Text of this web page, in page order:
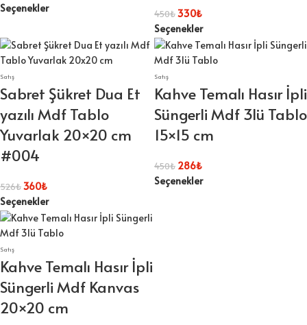
Seçenekler
450₺330₺
Seçenekler
Satış
Sabret Şükret Dua Et
yazılı Mdf Tablo
Yuvarlak 20×20 cm
#004
526₺360₺
Seçenekler
Satış
Kahve Temalı Hasır İpli
Süngerli Mdf 3lü Tablo
15×15 cm
450₺ 286₺
Seçenekler
Satış
Kahve Temalı Hasır İpli
Süngerli Mdf Kanvas
20×20 cm